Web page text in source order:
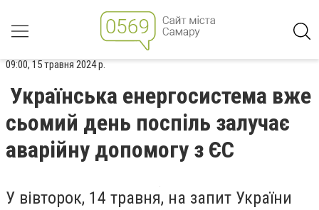
09:00, 15 травня 2024 р.
Українська енергосистема вже
сьомий день поспіль залучає
аварійну допомогу з ЄС
У вівторок, 14 травня, на запит України